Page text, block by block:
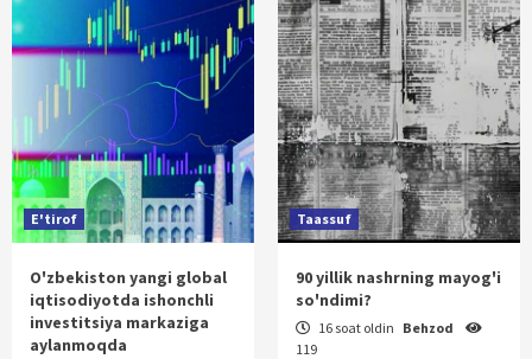
E'tirof
O'zbekiston yangi global
iqtisodiyotda ishonchli
investitsiya markaziga
aylanmoqda
Taassuf
90 yillik nashrning mayog'i
so'ndimi?
16 soat oldin Behzod
119